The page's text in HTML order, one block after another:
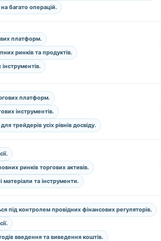
на багато операцій.
платформ.
ринків та продуктів.
платформ.
інструментів.
трейдерів усіх рівнів досвіду.
ринків торгових активів.
матеріали та інструменти.
під контролем провідних фінансових регуляторів.
введення та виведення коштів.